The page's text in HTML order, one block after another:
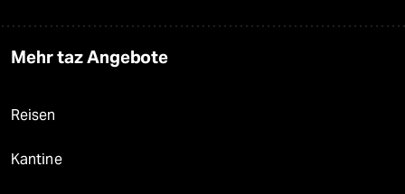
Mehr taz Angebote
Reisen
Kantine